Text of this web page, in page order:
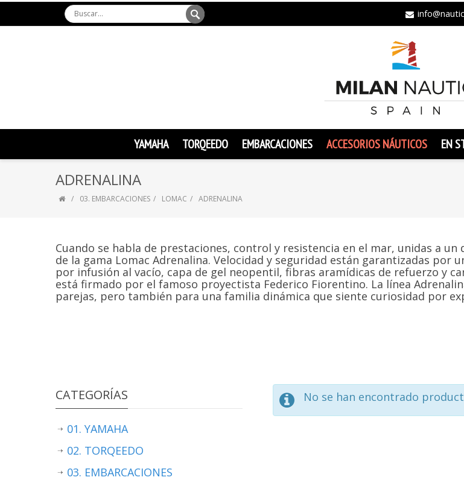
YAMAHA TORQEEDO EMBARCACIONES ACCESORIOS NÁUTICOS EN
ADRENALINA
03. EMBARCACIONES LOMAC ADRENALINA
Cuando se habla de prestaciones, control y resistencia en el mar, unidas a
de la gama Lomac Adrenalina. Velocidad y seguridad están garantizadas por
por infusión al vacío, capa de gel neopentil, fibras aramídicas de refuerzo y
está firmado por el famoso proyectista Federico Fiorentino. La línea
parejas, pero también para una familia dinámica que siente curiosidad por
No se han encontrado
CATEGORÍAS
01. YAMAHA
02. TORQEEDO
03. EMBARCACIONES